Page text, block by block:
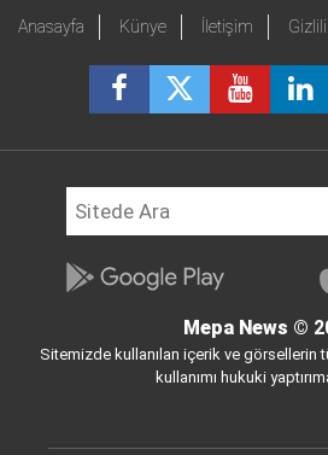
Anasayfa Künye İletişim
Mepa News ©
Sitemizde kullanılan içerik ve görsellerin
kullanımı hukuki